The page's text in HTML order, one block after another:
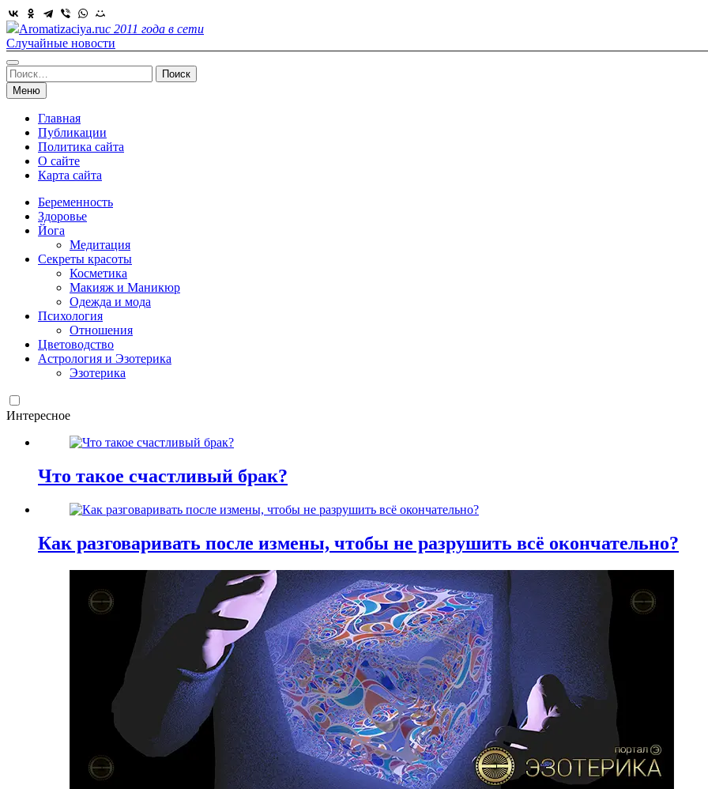
Skip
to
content
Aromatizaciya.ruс 2011 года в сети
Случайные новости
Найти:
Меню
Главная
Публикации
Политика сайта
О сайте
Карта сайта
Беременность
Здоровье
Йога
Медитация
Секреты красоты
Косметика
Макияж и Маникюр
Одежда и мода
Психология
Отношения
Цветоводство
Астрология и Эзотерика
Эзотерика
Интересное
Что такое счастливый брак?
Как разговаривать после измены, чтобы не разрушить всё окончательно?